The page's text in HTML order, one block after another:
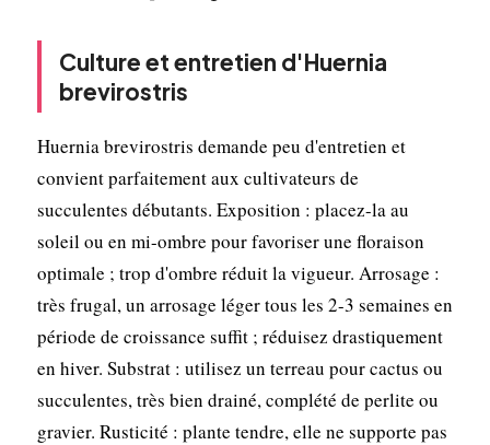
Culture et entretien d'Huernia
brevirostris
Huernia brevirostris demande peu d'entretien et
convient parfaitement aux cultivateurs de
succulentes débutants. Exposition : placez-la au
soleil ou en mi-ombre pour favoriser une floraison
optimale ; trop d'ombre réduit la vigueur. Arrosage :
très frugal, un arrosage léger tous les 2-3 semaines en
période de croissance suffit ; réduisez drastiquement
en hiver. Substrat : utilisez un terreau pour cactus ou
succulentes, très bien drainé, complété de perlite ou
gravier. Rusticité : plante tendre, elle ne supporte pas